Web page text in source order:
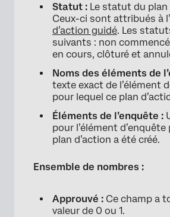
Statut : Le statut du plan
Ceux-ci sont attribués à
d’action guidé. Les
suivants : non
en cours, clôturé et
Noms des éléments de
texte exact de l’élément
pour lequel ce plan
Éléments de l’enquête :
pour l’élément
plan d’action a été créé.
Ensemble de nombres :
Approuvé : Ce champ a
valeur de 0 ou 1.